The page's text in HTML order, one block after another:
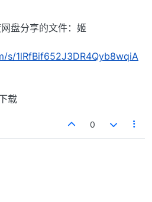
盘分享的文件：姬
s/1lRfBif652J3DR4Qyb8wqiA
载
0